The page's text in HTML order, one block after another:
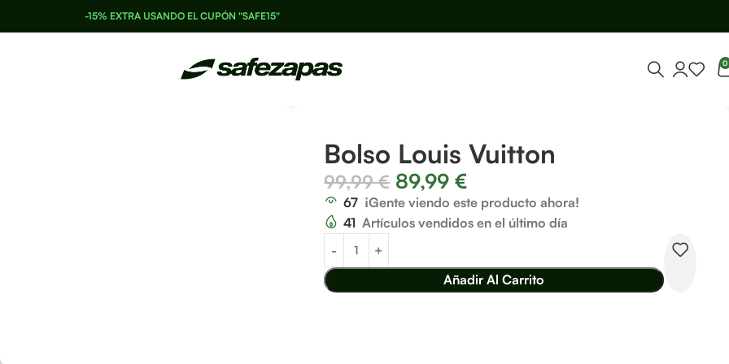
-15% EXTRA USANDO EL CUPÓN "SAFE15"
0
Bolso Louis Vuitton
99,99€ 89,99€
67 ¡Gente viendo este producto ahora!
41 Artículos vendidos en el último día
Añadir Al Carrito